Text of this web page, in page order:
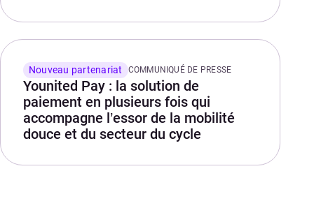
Nouveau partenariat COMMUNIQUÉ DE PRESSE
Younited Pay : la solution de
paiement en plusieurs fois qui
accompagne l’essor de la mobilité
douce et du secteur du cycle